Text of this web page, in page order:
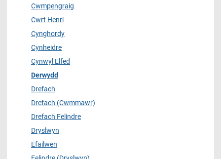
Cwmpengraig
Cwrt Henri
Cynghordy
Cynheidre
Cynwyl Elfed
Derwydd
Drefach
Drefach (Cwmmawr)
Drefach Felindre
Dryslwyn
Efailwen